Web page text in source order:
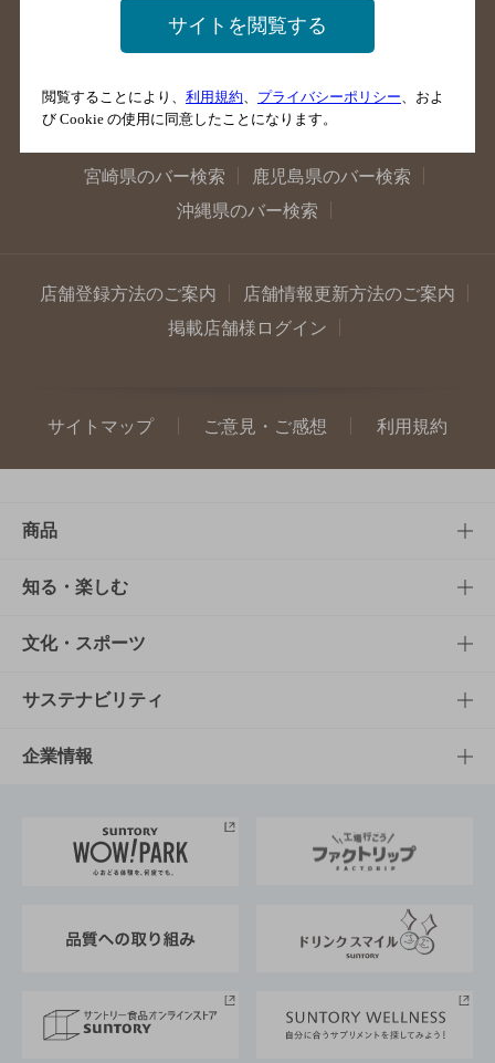
島根県のバー検索
徳島県のバー検索
香川県のバー検索
愛媛県のバー検索
長崎県のバー検索
佐賀県のバー検索
宮崎県のバー検索
鹿児島県のバー検索
沖縄県のバー検索
店舗登録方法のご案内
店舗情報更新方法のご案内
掲載店舗様ログイン
サイトマップ ご意見・ご感想 利用規約
商品
商品TOP
商品一覧
商品発売情報
栄養成分一覧
知る・楽しむ
知る・楽しむTOP
キャンペーン
工場見学
地域情報
文化・スポーツ
文化・スポーツTOP
サントリーホール
サントリーサンバーズ大阪
サステナビリティ
サステナビリティTOP
サントリーが考えるサステナビリティ経営
企業情報
企業概要
採用情報
サイトを閲覧する
閲覧することにより、 利用規約 プライバシーポリシー 、およ
び Cookie の使用に同意したことになります。